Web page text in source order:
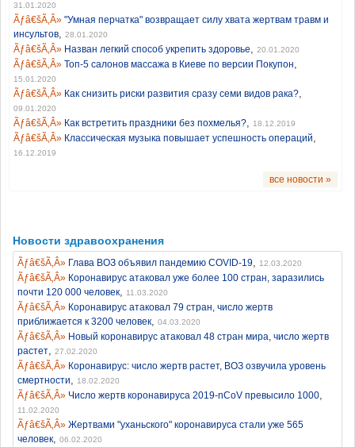
31.01.2020
"Умная перчатка" возвращает силу хвата жертвам травм и
инсультов, 28.01.2020
Назван легкий способ укрепить здоровье, 20.01.2020
Топ-5 салонов массажа в Киеве по версии Покупон,
15.01.2020
Как снизить риски развития сразу семи видов рака?,
09.01.2020
Как встретить праздники без похмелья?, 18.12.2019
Классическая музыка повышает успешность операций,
16.12.2019
все новости »
Новости здравоохранения
Глава ВОЗ объявил пандемию COVID-19, 12.03.2020
Коронавирус атаковал уже более 100 стран, заразились
почти 120 000 человек, 11.03.2020
Коронавирус атаковал 79 стран, число жертв
приближается к 3200 человек, 04.03.2020
Новый коронавирус атаковал 48 стран мира, число жертв
растет, 27.02.2020
Коронавирус: число жертв растет, ВОЗ озвучила уровень
смертности, 18.02.2020
Число жертв коронавируса 2019-nCoV превысило 1000,
11.02.2020
Жертвами "уханьского" коронавируса стали уже 565
человек, 06.02.2020